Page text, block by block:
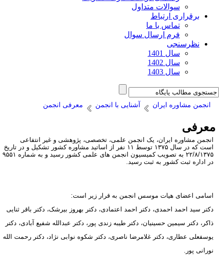
سوالات متداول
برقراری ارتباط
تماس با ما
فرم ارسال سوال
نظرسنجی
سال 1401
سال 1402
سال 1403
انجمن مشاوره ایران آشنایی با انجمن معرفی انجمن
انجمن مشاوره ایران، یک انجمن علمی، تخصصی، پژوهشی و غیر انتفاعی
است که در سال ۱۳۷۵ توسط ۱۱ نفر از اساتید مشاوره کشور تشکیل و در تاریخ
۲۲/۸/۱۳۷۵ به تصویب کمیسیون انجمن های علمی کشور رسید و به شماره ۹۵۵۱
در اداره ثبت کشور به ثبت رسید.
اسامی اعضای هیات موسس انجمن به قرار زیر است:
دکتر سید احمد احمدی، دکتر احمد اعتمادی،‌ دکتر بهروز بیرشک، دکتر باقر ثنایی
ذاکر، دکتر سیمین حسینیان، دکتر طیبه زندی پور، دکتر عبدالله شفیع آبادی، دکتر
یوسفعلی عطاری، دکتر غلامرضا ناصری، دکتر شکوه نوابی نژاد، دکتر رحمت الله
نورانی پور.